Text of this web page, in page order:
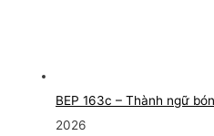
BEP 163c – Thành ngữ
2026